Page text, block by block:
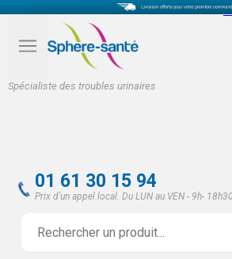
Spécialiste des troubles urinaires
01 61 30 15 94
Prix d'un appel local. Du LUN au VEN - 9h- 18h30